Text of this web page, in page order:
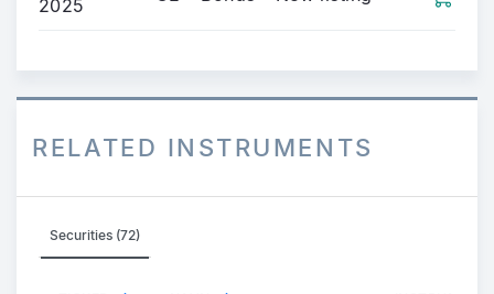
2025
RELATED INSTRUMENTS
Securities (72)